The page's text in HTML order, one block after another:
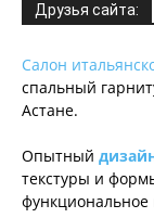
Друзья сайта:
Салон
спальный
Астане.
Опытный
текстуры и
функциональное